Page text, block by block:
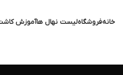
خانهفروشگاهلیست نهال هاآموزش